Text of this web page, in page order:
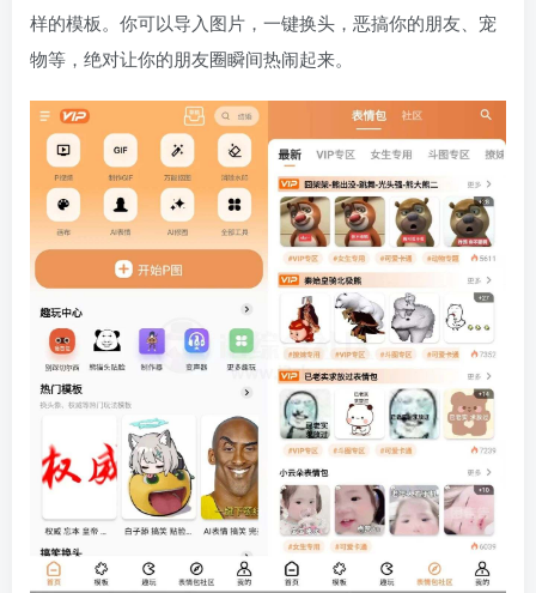
样的模板。你可以导入图片，一键换头，恶搞你的朋友、宠
物等，绝对让你的朋友圈瞬间热闹起来。